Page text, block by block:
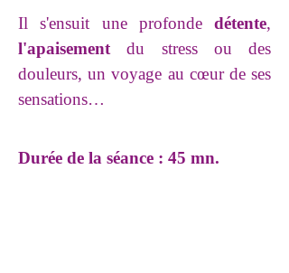
Il s'ensuit une profonde détente,
l'apaisement du stress ou des
douleurs,un voyage au cœur de ses
sensations…
Durée de la séance : 45 mn.